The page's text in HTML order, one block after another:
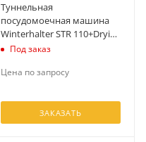
Туннельная
посудомоечная машина
Winterhalter STR 110+Drying
zoneПод заказ
Цена по запросу
ЗАКАЗАТЬ